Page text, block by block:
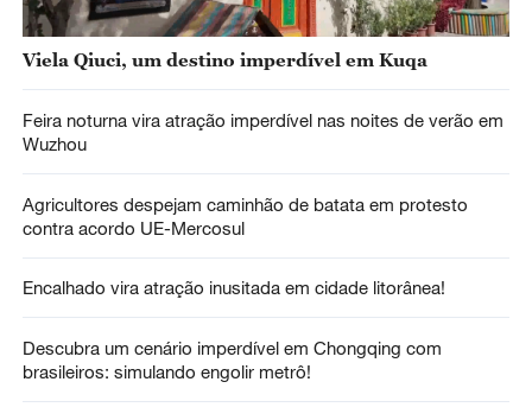
Viela Qiuci, um destino imperdível em Kuqa
Feira noturna vira atração imperdível nas noites de verão em
Wuzhou
Agricultores despejam caminhão de batata em protesto
contra acordo UE-Mercosul
Encalhado vira atração inusitada em cidade litorânea!
Descubra um cenário imperdível em Chongqing com
brasileiros: simulando engolir metrô!